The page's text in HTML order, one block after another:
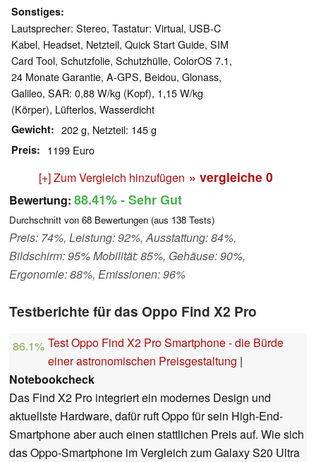
Sonstiges
Lautsprecher: Stereo, Tastatur: Virtual, USB-C
Kabel, Headset, Netzteil, Quick Start Guide, SIM
Card Tool, Schutzfolie, Schutzhülle, ColorOS 7.1,
24 Monate Garantie, A-GPS, Beidou, Glonass,
Galileo, SAR: 0,88 W/kg (Kopf), 1,15 W/kg
(Körper), Lüfterlos, Wasserdicht
Gewicht 202 g, Netzteil: 145 g
Preis 1199 Euro
[+] Zum Vergleich hinzufügen » vergleiche 0
Bewertung: 88.41%- Sehr Gut
Durchschnitt von 68 Bewertungen (aus 138 Tests)
Preis: 74%, Leistung: 92%, Ausstattung: 84%,
Bildschirm: 95% Mobilität: 85%, Gehäuse: 90%,
Ergonomie: 88%, Emissionen: 96%
Testberichte für das Oppo Find X2 Pro
86.1% Test Oppo Find X2 Pro Smartphone - die Bürde
einer astronomischen Preisgestaltung |
Notebookcheck
Das Find X2 Pro integriert ein modernes Design und
aktuellste Hardware, dafür ruft Oppo für sein High-End-
Smartphone aber auch einen stattlichen Preis auf. Wie sich
das Oppo-Smartphone im Vergleich zum Galaxy S20 Ultra